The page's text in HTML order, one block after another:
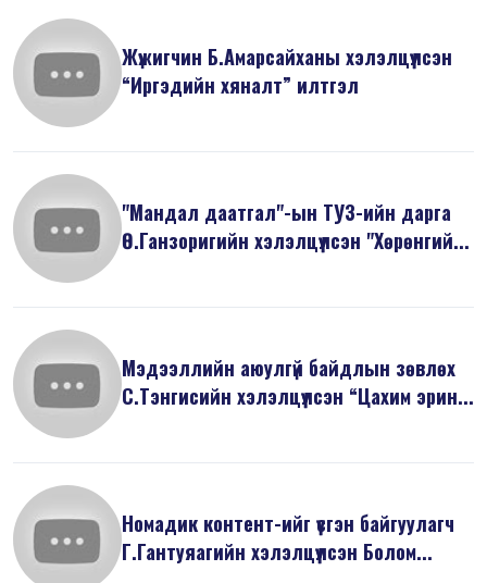
Жүжигчин Б.Амарсайханы хэлэлцүүлсэн
“Иргэдийн хяналт” илтгэл
"Мандал даатгал"-ын ТУЗ-ийн дарга
Ө.Ганзоригийн хэлэлцүүлсэн "Хөрөнгий...
Мэдээллийн аюулгүй байдлын зөвлөх
С.Тэнгисийн хэлэлцүүлсэн “Цахим эрин...
Номадик контент-ийг үүсгэн байгуулагч
Г.Гантуяагийн хэлэлцүүлсэн Болом...